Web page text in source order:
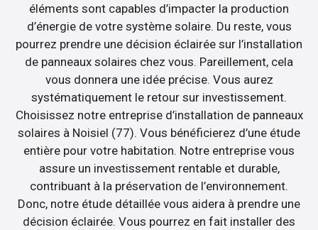
éléments sont capables d’impacter la production
d’énergie de votre système solaire. Du reste, vous
pourrez prendre une décision éclairée sur l’installation
de panneaux solaires chez vous. Pareillement, cela
vous donnera une idée précise. Vous aurez
systématiquement le retour sur investissement.
Choisissez notre entreprise d’installation de panneaux
solaires à Noisiel (77). Vous bénéficierez d’une étude
entière pour votre habitation. Notre entreprise vous
assure un investissement rentable et durable,
contribuant à la préservation de l’environnement.
Donc, notre étude détaillée vous aidera à prendre une
décision éclairée. Vous pourrez en fait installer des